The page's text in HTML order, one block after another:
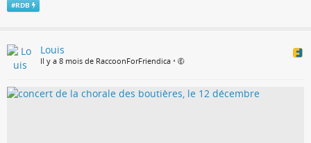
#RDB
Louis
Il y a 8 mois de RaccoonForFriendica •